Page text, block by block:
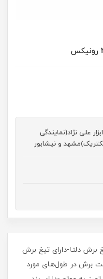
علی نژاد(نمایندگی
و نیشابور
برش دلتا-دارای تیغ برش
برش در طول‌های مورد